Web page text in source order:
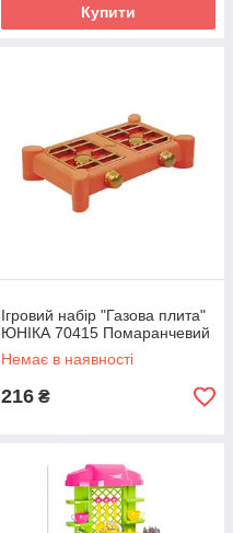
Купити
Ігровий набір "Газова плита"
ЮНІКА 70415 Помаранчевий
Немає в наявності
216 ₴